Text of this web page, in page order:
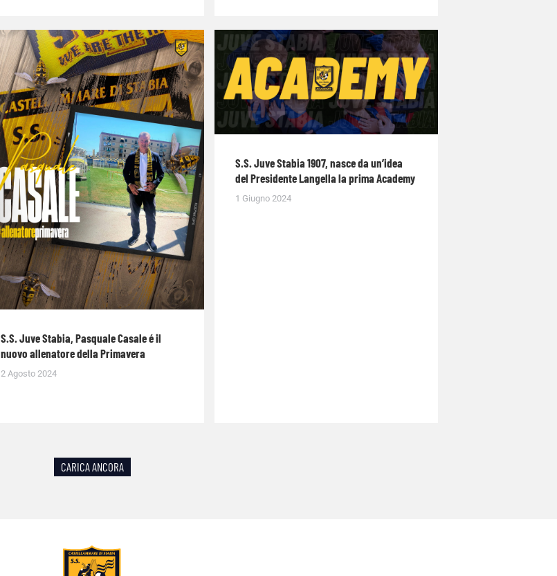
S.S. Juve Stabia, Pasquale Casale é il
nuovo allenatore della Primavera
2 Agosto 2024
S.S. Juve Stabia 1907, nasce da un’idea
del Presidente Langella la prima Academy
1 Giugno 2024
CARICA ANCORA